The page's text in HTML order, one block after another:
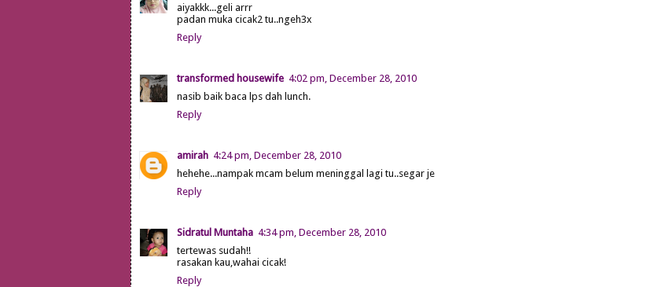
aiyakkk...geli arrr
padan muka cicak2 tu..ngeh3x
Reply
transformed housewife 4:02 pm, December 28, 2010
nasib baik baca lps dah lunch.
Reply
amirah 4:24 pm, December 28, 2010
hehehe...nampak mcam belum meninggal lagi tu..segar je
Reply
Sidratul Muntaha 4:34 pm, December 28, 2010
tertewas sudah!!
rasakan kau,wahai cicak!
Reply